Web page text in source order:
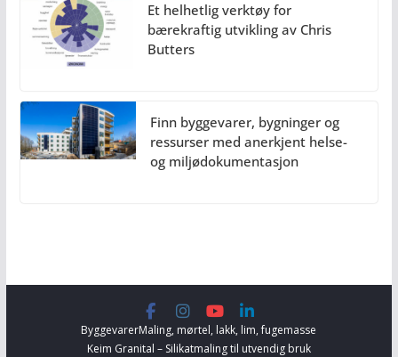
Et helhetlig verktøy for
bærekraftig utvikling av Chris
Butters
Finn byggevarer, bygninger og
ressurser med anerkjent helse-
og miljødokumentasjon
ByggevarerMaling, mørtel, lakk, lim, fugemasse
Keim Granital – Silikatmaling til utvendig bruk